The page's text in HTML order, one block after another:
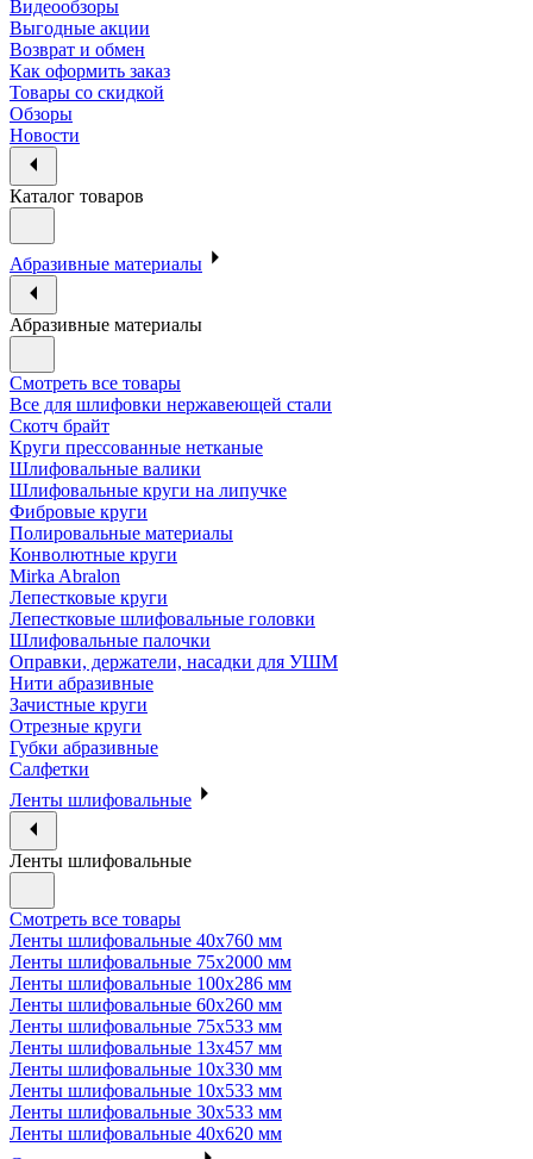
Видеообзоры
Выгодные акции
Возврат и обмен
Как оформить заказ
Товары со скидкой
Обзоры
Новости
Каталог товаров
Абразивные материалы
Абразивные материалы
Смотреть все товары
Все для шлифовки нержавеющей стали
Скотч брайт
Круги прессованные нетканые
Шлифовальные валики
Шлифовальные круги на липучке
Фибровые круги
Полировальные материалы
Конволютные круги
Mirka Abralon
Лепестковые круги
Лепестковые шлифовальные головки
Шлифовальные палочки
Оправки, держатели, насадки для УШМ
Нити абразивные
Зачистные круги
Отрезные круги
Губки абразивные
Салфетки
Ленты шлифовальные
Ленты шлифовальные
Смотреть все товары
Ленты шлифовальные 40х760 мм
Ленты шлифовальные 75х2000 мм
Ленты шлифовальные 100х286 мм
Ленты шлифовальные 60х260 мм
Ленты шлифовальные 75х533 мм
Ленты шлифовальные 13х457 мм
Ленты шлифовальные 10х330 мм
Ленты шлифовальные 10х533 мм
Ленты шлифовальные 30х533 мм
Ленты шлифовальные 40х620 мм